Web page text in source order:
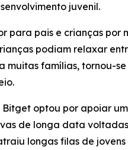
juvenil.
para pais e crianças por
podiam relaxar
famílias, tornou-
optou por apoiar
de longa data
longas filas de